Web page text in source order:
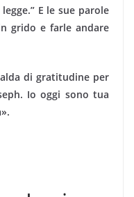
E le sue parole
grido e farle andare
di gratitudine per
Io oggi sono tua